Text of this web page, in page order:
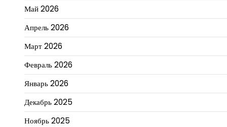
Май 2026
Апрель 2026
Март 2026
Февраль 2026
Январь 2026
Декабрь 2025
Ноябрь 2025